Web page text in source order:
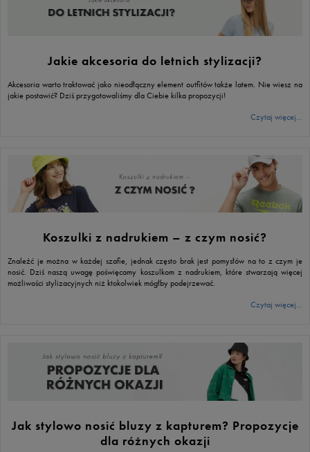
Jakie akcesoria do letnich stylizacji?
Akcesoria warto traktować jako nieodłączny element outfitów także latem. Nie wiesz na
jakie postawić? Dziś przygotowaliśmy dla Ciebie kilka propozycji!
Czytaj więcej...
Koszulki z nadrukiem – z czym nosić?
Znaleźć je można w każdej szafie, jednak często brak jest pomysłów na to z czym je
nosić. Dziś naszą uwagę poświęcamy koszulkom z nadrukiem, które stwarzają więcej
możliwości stylizacyjnych niż ktokolwiek mógłby podejrzewać.
Czytaj więcej...
Jak stylowo nosić bluzy z kapturem? Propozycje
dla różnych okazji